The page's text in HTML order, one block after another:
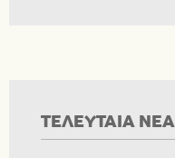
ΤΕΛΕΥΤΑΙΑ ΝΕΑ